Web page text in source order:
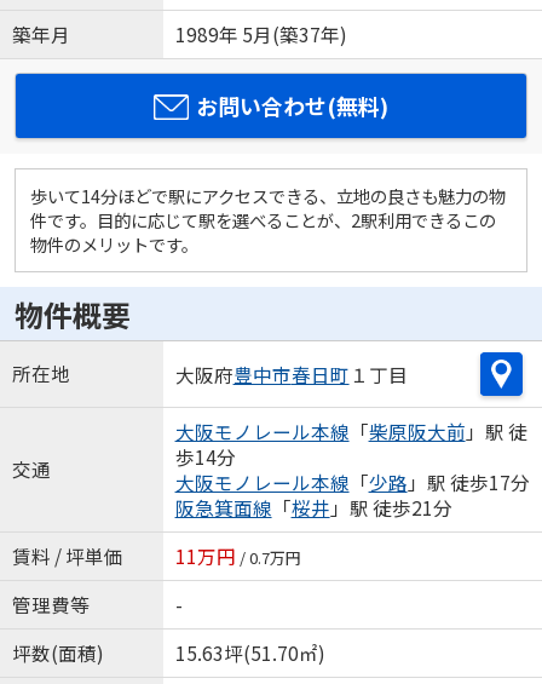
築年月
1989年 5月(築37年)
お問い合わせ(無料)
歩いて14分ほどで駅にアクセスできる、立地の良さも魅力の物
件です。目的に応じて駅を選べることが、2駅利用できるこの
物件のメリットです。
物件概要
所在地 大阪府豊中市春日町 １丁目
交通
大阪モノレール本線 「柴原阪大前 」駅 徒
歩14分
大阪モノレール本線 「少路 」駅 徒歩17分
阪急箕面線 「桜井 」駅 徒歩21分
賃料 / 坪単価
11万円 / 0.7万円
管理費等
-
坪数(面積)
15.63坪(51.70㎡)